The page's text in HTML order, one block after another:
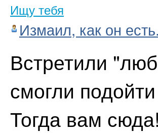
Ищу тебя
Измаил, как он есть.
Встретили
смогли
Тогда вам сюда!